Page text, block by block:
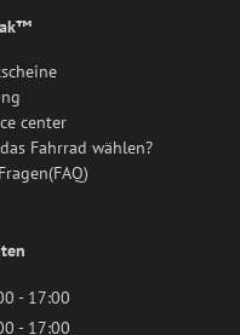
center
Fahrrad wählen?
- 17:00
- 17:00